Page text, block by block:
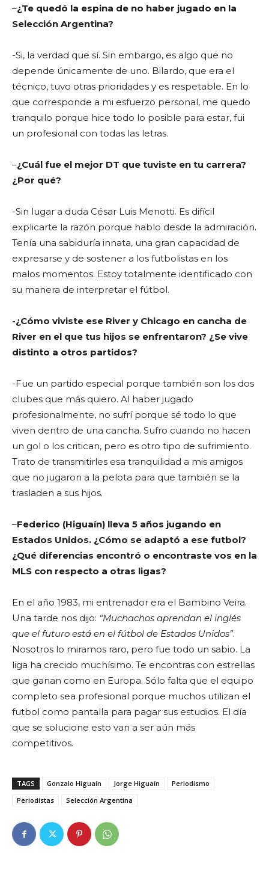
–¿Te quedó la espina de no haber jugado en la
Selección Argentina?
-Si, la verdad que sí. Sin embargo, es algo que no
depende únicamente de uno. Bilardo, que era el
técnico, tuvo otras prioridades y es respetable. En lo
que corresponde a mi esfuerzo personal, me quedo
tranquilo porque hice todo lo posible para estar, fui
un profesional con todas las letras.
–¿Cuál fue el mejor DT que tuviste en tu carrera?
¿Por qué?
-Sin lugar a duda César Luis Menotti. Es difícil
explicarte la razón porque hablo desde la admiración.
Tenía una sabiduría innata, una gran capacidad de
expresarse y de sostener a los futbolistas en los
malos momentos. Estoy totalmente identificado con
su manera de interpretar el fútbol.
-¿Cómo viviste ese River y Chicago en cancha de
River en el que tus hijos se enfrentaron? ¿Se vive
distinto a otros partidos?
-Fue un partido especial porque también son los dos
clubes que más quiero. Al haber jugado
profesionalmente, no sufrí porque sé todo lo que
viven dentro de una cancha. Sufro cuando no hacen
un gol o los critican, pero es otro tipo de sufrimiento.
Trato de transmitirles esa tranquilidad a mis amigos
que no jugaron a la pelota para que también se la
trasladen a sus hijos.
–Federico (Higuaín) lleva 5 años jugando en
Estados Unidos. ¿Cómo se adaptó a ese futbol?
¿Qué diferencias encontró o encontraste vos en la
MLS con respecto a otras ligas?
En el año 1983, mi entrenador era el Bambino Veira.
Una tarde nos dijo: “Muchachos aprendan el inglés
que el futuro está en el fútbol de Estados Unidos”.
Nosotros lo miramos raro, pero fue todo un sabio. La
liga ha crecido muchísimo. Te encontras con estrellas
que ganan como en Europa. Sólo falta que el equipo
completo sea profesional porque muchos utilizan el
futbol como pantalla para pagar sus estudios. El día
que se solucione esto van a ser aún más
competitivos.
TAGS Gonzalo Higuaín Jorge Higuaín
Periodismo
Periodistas
Selección Argentina